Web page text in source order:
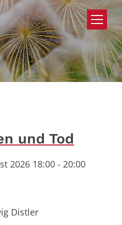
und Tod
2026 18:00 - 20:00
Distler